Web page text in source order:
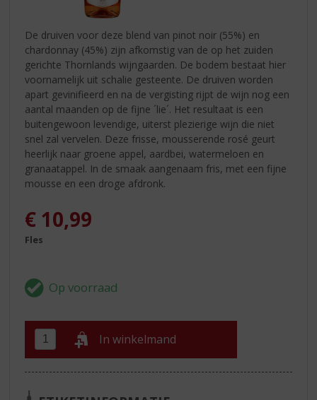
De druiven voor deze blend van pinot noir (55%) en
chardonnay (45%) zijn afkomstig van de op het zuiden
gerichte Thornlands wijngaarden. De bodem bestaat hier
voornamelijk uit schalie gesteente. De druiven worden
apart gevinifieerd en na de vergisting rijpt de wijn nog een
aantal maanden op de fijne ´lie´. Het resultaat is een
buitengewoon levendige, uiterst plezierige wijn die niet
snel zal vervelen. Deze frisse, mousserende rosé geurt
heerlijk naar groene appel, aardbei, watermeloen en
granaatappel. In de smaak aangenaam fris, met een fijne
mousse en een droge afdronk.
€ 10,99
Fles
In winkelmand